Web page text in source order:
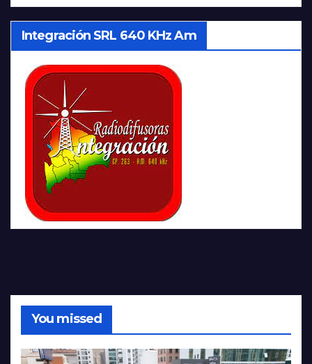
Integración SRL 640 KHz Am
You missed